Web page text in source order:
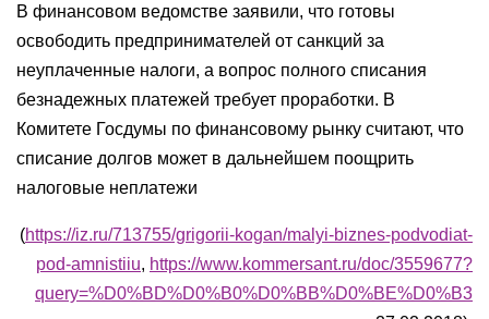
В финансовом ведомстве заявили, что готовы
освободить предпринимателей от санкций за
неуплаченные налоги, а вопрос полного списания
безнадежных платежей требует проработки. В
Комитете Госдумы по финансовому рынку считают, что
списание долгов может в дальнейшем поощрить
налоговые неплатежи
(https://iz.ru/713755/grigorii-kogan/malyi-biznes-podvodiat-
pod-amnistiiu, https://www.kommersant.ru/doc/3559677?
query=%D0%BD%D0%B0%D0%BB%D0%BE%D0%B3